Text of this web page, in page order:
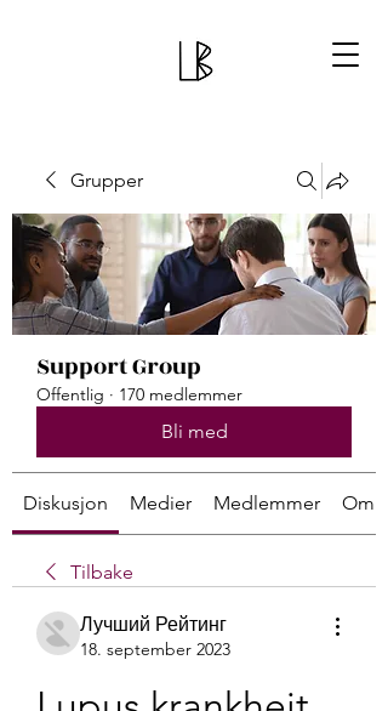
Grupper
Support Group
Offentlig · 170 medlemmer
Bli med
Diskusjon Medier Medlemmer Om
Tilbake
Лучший Рейтинг
18. september 2023